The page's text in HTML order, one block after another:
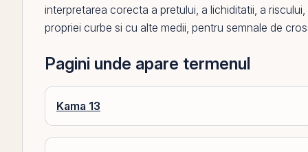
interpretarea corecta a pretului, a lichiditatii, a
propriei curbe si cu alte medii, pentru semnale de
Pagini unde apare termenul
Kama 13